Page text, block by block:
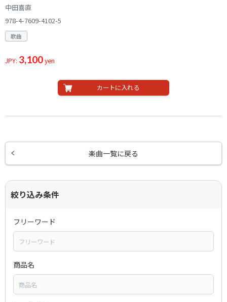
中田喜直
978-4-7609-4102-5
歌曲
JPY: 3,100yen
カートに入れる
楽曲一覧に戻る
絞り込み条件
フリーワード
商品名